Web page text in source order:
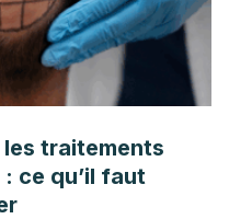
traitements
ce qu’il faut